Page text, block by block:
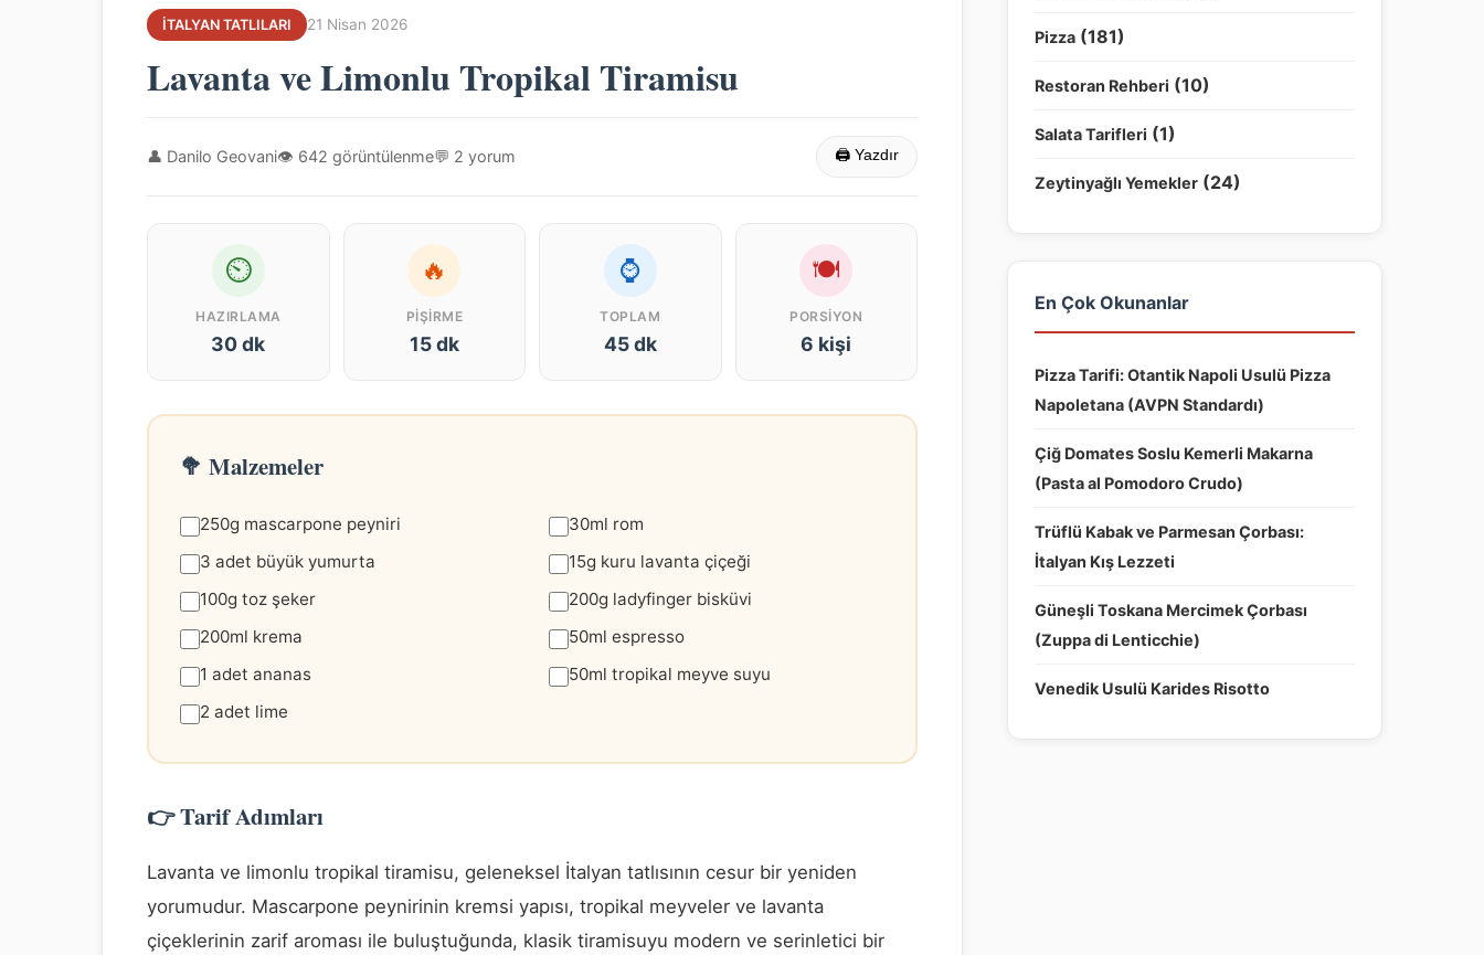
İTALYAN TATLILARI 21 Nisan 2026
Lavanta ve Limonlu Tropikal Tiramisu
👤 Danilo Geovani👁 642 görüntülenme💬 2 yorum 🖨 Yazdır
⏲
HAZIRLAMA
30 dk
🔥
PIŞIRME
15 dk
⌚
TOPLAM
45 dk
🍽
PORSIYON
6 kişi
🥦 Malzemeler
250g mascarpone peyniri
3 adet büyük yumurta
100g toz şeker
200ml krema
1 adet ananas
2 adet lime
30ml rom
15g kuru lavanta çiçeği
200g ladyfinger bisküvi
50ml espresso
50ml tropikal meyve suyu
👉 Tarif Adımları
Lavanta ve limonlu tropikal tiramisu, geleneksel İtalyan tatlısının cesur bir yeniden
yorumudur. Mascarpone peynirinin kremsi yapısı, tropikal meyveler ve lavanta
çiçeklerinin zarif aroması ile buluştuğunda, klasik tiramisuyu modern ve serinletici bir
Pizza (181)
Restoran Rehberi (10)
Salata Tarifleri (1)
Zeytinyağlı Yemekler (24)
En Çok Okunanlar
Pizza Tarifi: Otantik Napoli Usulü Pizza
Napoletana (AVPN Standardı)
Çiğ Domates Soslu Kemerli Makarna
(Pasta al Pomodoro Crudo)
Trüflü Kabak ve Parmesan Çorbası:
İtalyan Kış Lezzeti
Güneşli Toskana Mercimek Çorbası
(Zuppa di Lenticchie)
Venedik Usulü Karides Risotto